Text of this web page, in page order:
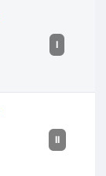
I
II